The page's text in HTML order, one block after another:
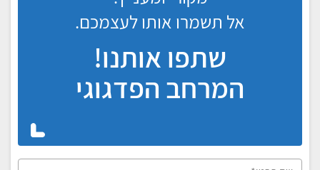
אל תשמרו אותו לעצמכם.
שתפו אותנו!
המרחב הפדגוגי